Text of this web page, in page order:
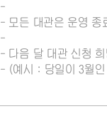
-
- 모든 대관은 운영 종
-
- 다음 달 대관 신청 희
- (예시 : 당일이 3월인